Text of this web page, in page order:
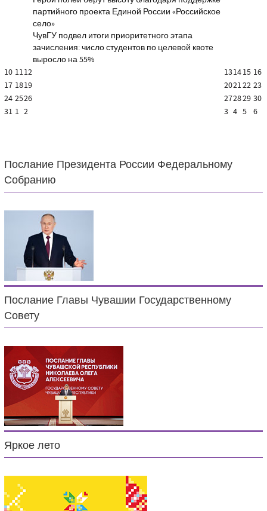
партийного проекта Единой России «Российское
село»
ЧувГУ подвел итоги приоритетного этапа
зачисления: число студентов по целевой квоте
выросло на 55%
10 1112 131415 16
17 1819 202122 23
24 2526 272829 30
31 1 2 3 4 5 6
Послание Президента России Федеральному
Собранию
Послание Главы Чувашии Государственному
Совету
Яркое лето